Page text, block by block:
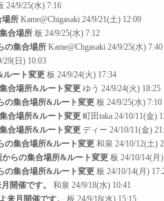
24/9/25(水) 7:16
場所 Kame@Chigasaki 24/9/21(土) 12:09
合場所 板 24/9/25(水) 7:12
の集合場所 Kame@Chgasaki 24/9/25(水) 7:40
29(日) 10:03
ルート変更 板 24/9/24(火) 17:34
合場所&ルート変更 ゆう 24/9/24(火) 18:25
の集合場所&ルート変更 板 24/9/25(水) 7:10
合場所&ルート変更 町田taka 24/10/11(金)
合場所&ルート変更 ディー 24/10/11(金)
の集合場所&ルート変更 和泉 24/10/12(土)
からの集合場所&ルート変更 板 24/10/14(月
の集合場所&ルート変更 板 24/10/14(月)
開催です。
和泉 24/9/18(水) 10:41
月開催です。
板 24/9/18(水) 15:15